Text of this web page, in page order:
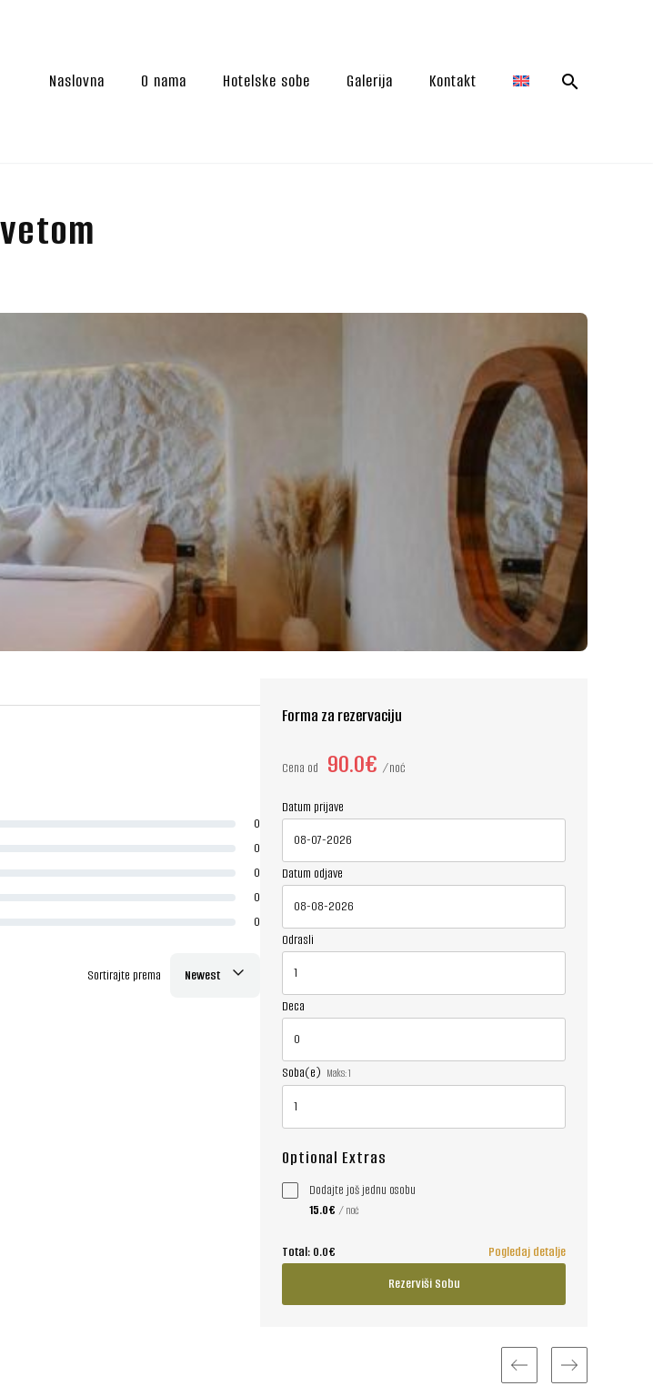
Naslovna O nama Hotelske sobe Galerija Kontakt
0
0
0
0
0
Sortirajte prema Newest
Forma za rezervaciju
Cena od 90.0€ noć
Datum prijave
Datum odjave
Odrasli
Deca
Soba(e) Maks:1
Optional Extras
Dodajte još jednu osobu
15.0€ / noć
Total: 0.0€
Pogledaj detalje
Rezerviši Sobu